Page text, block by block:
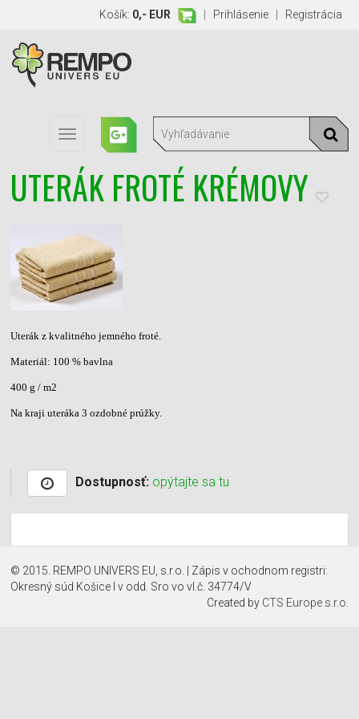
Košík: 0,- EUR | Prihlásenie| Registrácia
Toggle
navigation
UTERÁK FROTÉ KRÉMOVY
Uterák z kvalitného jemného froté.
Materiál: 100 % bavlna
400 g / m2
Na kraji uteráka 3 ozdobné prúžky.
Dostupnosť: opýtajte sa tu
© 2015. REMPO UNIVERS EU, s.r.o. | Zápis v ochodnom registri:
Okresný súd Košice I v odd. Sro vo vl.č. 34774/V
Created by CTS Europe s.r.o.